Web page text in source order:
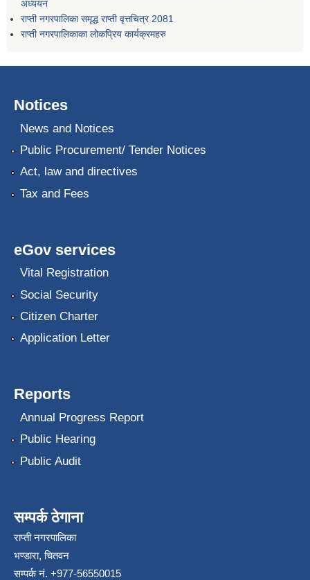
अध्ययन
राप्ती नगरपालिका समृद्ध राप्ती वृत्तचित्र 2081
राप्ती नगरपालिकाका लोकप्रिय कार्यक्रमहरु
Notices
News and Notices
Public Procurement/ Tender Notices
Act, law and directives
Tax and Fees
eGov services
Vital Registration
Social Security
Citizen Charter
Application Letter
Reports
Annual Progress Report
Public Hearing
Public Audit
सम्पर्क ठेगाना
राप्ती नगरपालिका
भण्डारा, चितवन
सम्पर्क नं. +977-56550015